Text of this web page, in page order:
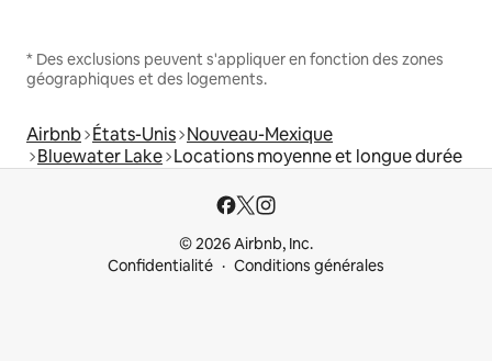
* Des exclusions peuvent s'appliquer en fonction des zones
géographiques et des logements.
Airbnb États-Unis Nouveau-Mexique
Bluewater Lake Locations moyenne et longue durée
© 2026 Airbnb, Inc.
Confidentialité
Conditions générales